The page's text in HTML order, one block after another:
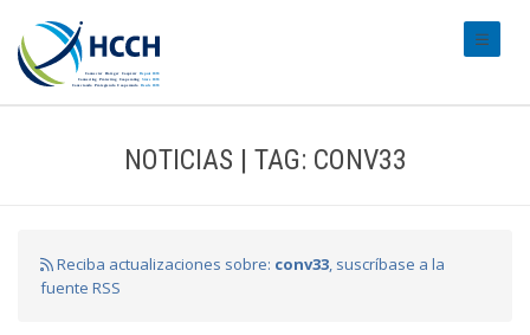
NOTICIAS | TAG: CONV33
Reciba actualizaciones sobre: conv33, suscríbase a la
fuente RSS